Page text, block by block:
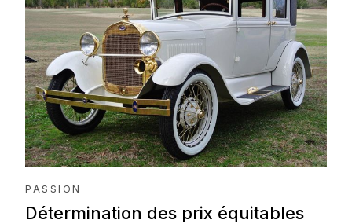
PASSION
Détermination des prix équitables